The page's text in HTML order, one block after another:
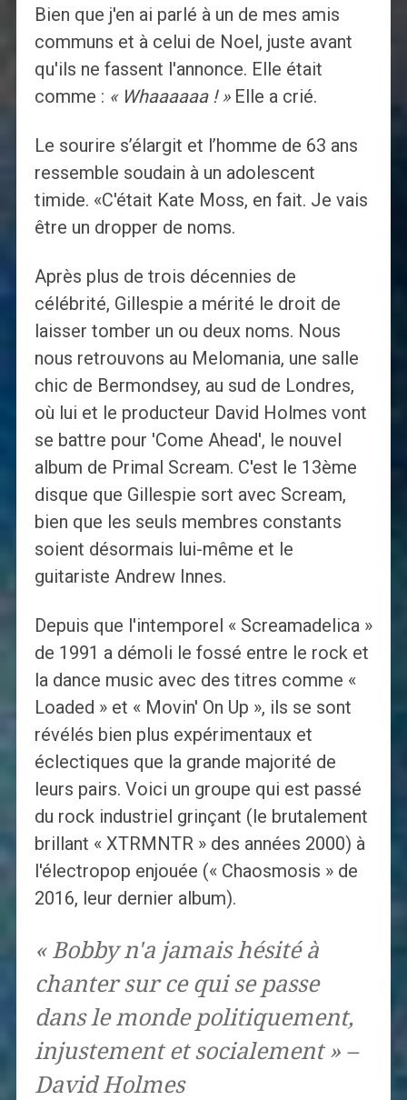
Bien que j'en ai parlé à un de mes amis
communs et à celui de Noel, juste avant
qu'ils ne fassent l'annonce. Elle était
comme : « Whaaaaaa ! »Elle a crié.
Le sourire s’élargit et l’homme de 63 ans
ressemble soudain à un adolescent
timide. «C'était Kate Moss, en fait. Je vais
être un dropper de noms.
Après plus de trois décennies de
célébrité, Gillespie a mérité le droit de
laisser tomber un ou deux noms. Nous
nous retrouvons au Melomania, une salle
chic de Bermondsey, au sud de Londres,
où lui et le producteur David Holmes vont
se battre pour 'Come Ahead', le nouvel
album de Primal Scream. C'est le 13ème
disque que Gillespie sort avec Scream,
bien que les seuls membres constants
soient désormais lui-même et le
guitariste Andrew Innes.
Depuis que l'intemporel « Screamadelica »
de 1991 a démoli le fossé entre le rock et
la dance music avec des titres comme «
Loaded » et « Movin' On Up », ils se sont
révélés bien plus expérimentaux et
éclectiques que la grande majorité de
leurs pairs. Voici un groupe qui est passé
du rock industriel grinçant (le brutalement
brillant « XTRMNTR » des années 2000) à
l'électropop enjouée (« Chaosmosis » de
2016, leur dernier album).
« Bobby n'a jamais hésité à
chanter sur ce qui se passe
dans le monde politiquement,
injustement et socialement » –
David Holmes